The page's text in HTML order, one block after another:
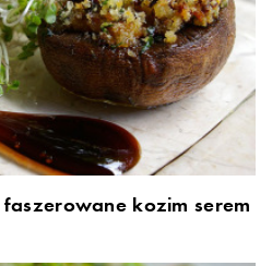
kozim serem